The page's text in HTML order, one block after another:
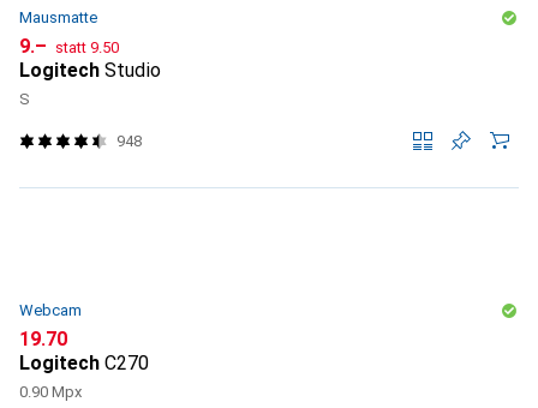
Mausmatte
CHF
9.– statt CHF
9.50
Logitech Studio
S
948
Webcam
CHF
19.70
Logitech C270
0.90 Mpx